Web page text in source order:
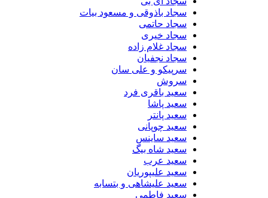
سجاد باذوقی و مسعود بیات
سجاد حاتمی
سجاد خیری
سجاد غلام زاده
سجاد نجفیان
سرپیکو و علی سان
سروش
سعید باقری فرد
سعید پاشا
سعید پانتر
سعید چوپانی
سعید ساینس
سعید شاه بیگ
سعید عرب
سعید علیپوریان
سعید علیشاهی و بتسابه
سعید فاطمی